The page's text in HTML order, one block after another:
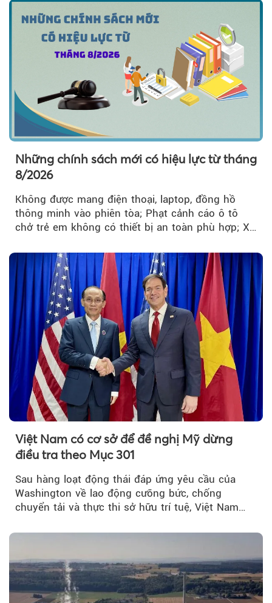
Những chính sách mới có hiệu lực từ tháng
8/2026
Không được mang điện thoại, laptop, đồng hồ
thông minh vào phiên tòa; Phạt cảnh cáo ô tô
chở trẻ em không có thiết bị an toàn phù hợp; Xe
với Bộ Công an… là những chính sách mới có
hiệu lực từ tháng 8/2026.
Việt Nam có cơ sở để đề nghị Mỹ dừng
điều tra theo Mục 301
Sau hàng loạt động thái đáp ứng yêu cầu của
Washington về lao động cưỡng bức, chống
chuyển tải và thực thi sở hữu trí tuệ, Việt Nam